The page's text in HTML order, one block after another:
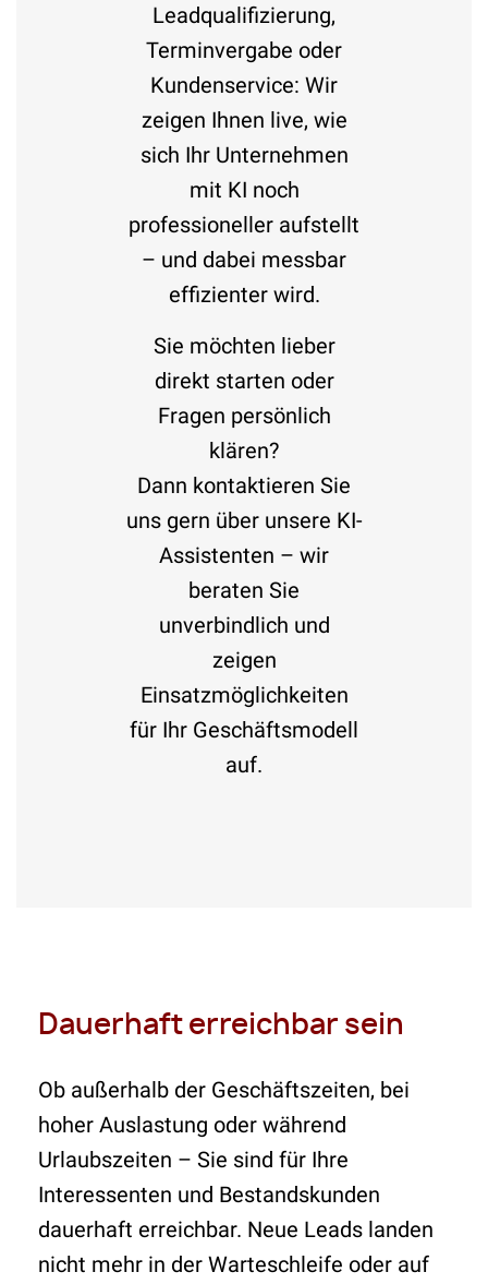
Leadqualifizierung,
Terminvergabe oder
Kundenservice: Wir
zeigen Ihnen live, wie
sich Ihr Unternehmen
mit KI noch
professioneller aufstellt
– und dabei messbar
effizienter wird.
Sie möchten lieber
direkt starten oder
Fragen persönlich
klären?
Dann kontaktieren Sie
uns gern über unsere KI-
Assistenten – wir
beraten Sie
unverbindlich und
zeigen
Einsatzmöglichkeiten
für Ihr Geschäftsmodell
auf.
Dauerhaft erreichbar sein
Ob außerhalb der Geschäftszeiten, bei
hoher Auslastung oder während
Urlaubszeiten – Sie sind für Ihre
Interessenten und Bestandskunden
dauerhaft erreichbar. Neue Leads landen
nicht mehr in der Warteschleife oder auf